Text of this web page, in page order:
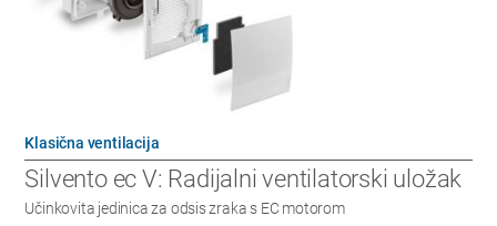
Klasična ventilacija
Silvento ec V: Radijalni ventilatorski uložak
Učinkovita jedinica za odsis zraka s EC motorom